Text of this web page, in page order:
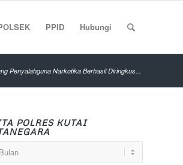
PPID Hubungi
Penyalahguna Narkotika Berhasil Diringkus...
POLRES KUTAI